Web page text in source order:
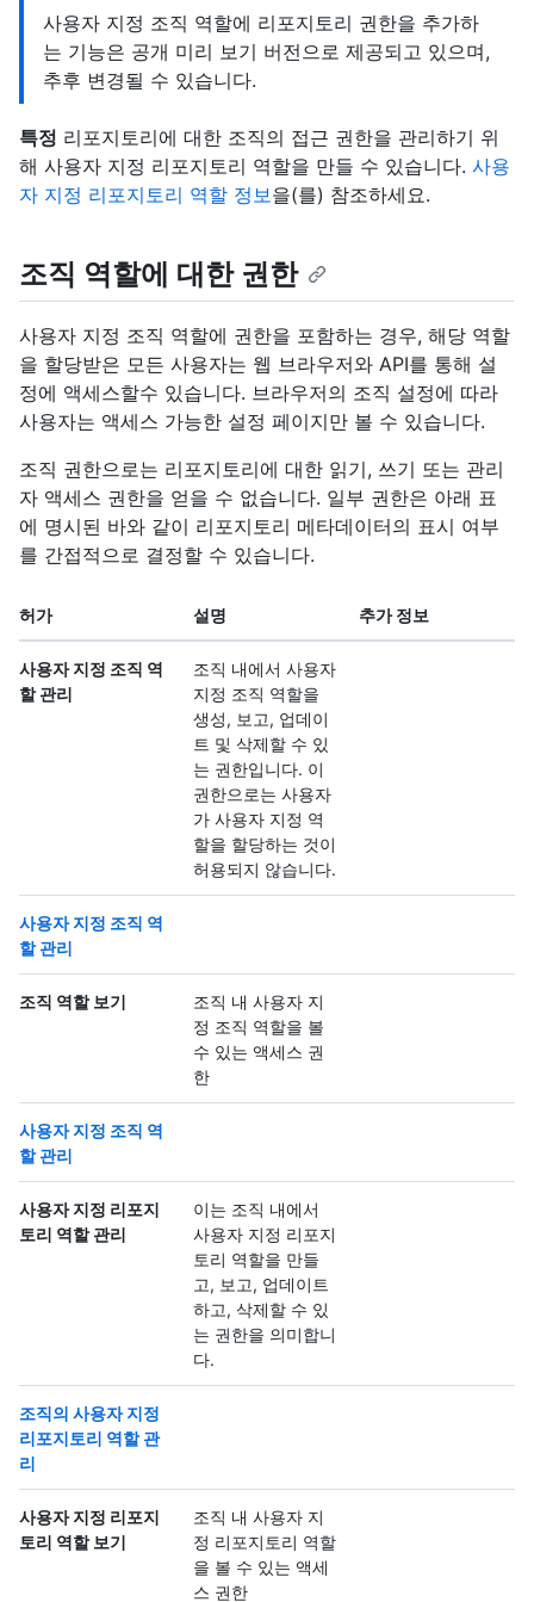
사용자 지정 조직 역할에 리포지토리 권한을 추가하
는 기능은 공개 미리 보기 버전으로 제공되고 있으며,
추후 변경될 수 있습니다.
특정 리포지토리에 대한 조직의 접근 권한을 관리하기 위
해 사용자 지정 리포지토리 역할을 만들 수 있습니다. 사용
자 지정 리포지토리 역할 정보을(를) 참조하세요.
조직 역할에 대한 권한
사용자 지정 조직 역할에 권한을 포함하는 경우, 해당 역할
을 할당받은 모든 사용자는 웹 브라우저와 API를 통해 설
정에 액세스할수 있습니다. 브라우저의 조직 설정에 따라
사용자는 액세스 가능한 설정 페이지만 볼 수 있습니다.
조직 권한으로는 리포지토리에 대한 읽기, 쓰기 또는 관리
자 액세스 권한을 얻을 수 없습니다. 일부 권한은 아래 표
에 명시된 바와 같이 리포지토리 메타데이터의 표시 여부
를 간접적으로 결정할 수 있습니다.
허가 설명 추가 정보
사용자 지정 조직 역
할 관리
조직 내에서 사용자
지정 조직 역할을
생성, 보고, 업데이
트 및 삭제할 수 있
는 권한입니다. 이
권한으로는 사용자
가 사용자 지정 역
할을 할당하는 것이
허용되지 않습니다.
사용자 지정 조직 역
할 관리
조직 역할 보기
조직 내 사용자 지
정 조직 역할을 볼
수 있는 액세스 권
한
사용자 지정 조직 역
할 관리
사용자 지정 리포지
토리 역할 관리
이는 조직 내에서
사용자 지정 리포지
토리 역할을 만들
고, 보고, 업데이트
하고, 삭제할 수 있
는 권한을 의미합니
다.
조직의 사용자 지정
리포지토리 역할 관
리
사용자 지정 리포지
토리 역할 보기
조직 내 사용자 지
정 리포지토리 역할
을 볼 수 있는 액세
스 권한